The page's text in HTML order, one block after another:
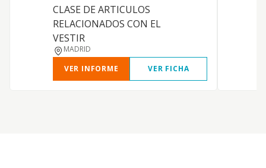
CLASE DE ARTICULOS
RELACIONADOS CON EL
VESTIR
MADRID
VER INFORME
VER FICHA